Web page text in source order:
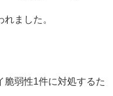
ました。
脆弱性1件に対処するた